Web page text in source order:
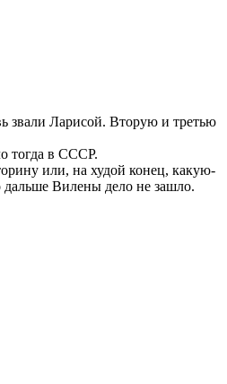
звали Ларисой. Вторую и третью
тогда в СССР.
или, на худой конец, какую-
Вилены дело не зашло.